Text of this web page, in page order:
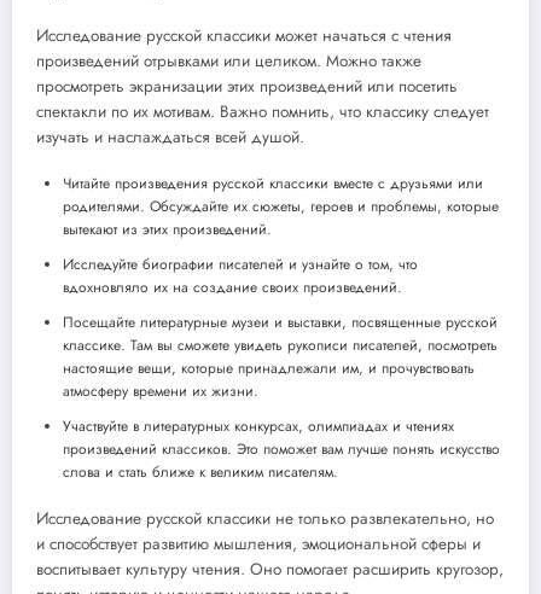
Исследование русской классики может начаться с чтения
произведений отрывками или целиком. Можно также
просмотреть экранизации этих произведений или посетить
спектакли по их мотивам. Важно помнить, что классику следует
изучать и наслаждаться всей душой.
Читайте произведения русской классики вместе с друзьями или
родителями. Обсуждайте их сюжеты, героев и проблемы, которые
вытекают из этих произведений.
Исследуйте биографии писателей и узнайте о том, что
вдохновляло их на создание своих произведений.
Посещайте литературные музеи и выставки, посвященные русской
классике. Там вы сможете увидеть рукописи писателей, посмотреть
настоящие вещи, которые принадлежали им, и прочувствовать
атмосферу времени их жизни.
Участвуйте в литературных конкурсах, олимпиадах и чтениях
произведений классиков. Это поможет вам лучше понять искусство
слова и стать ближе к великим писателям.
Исследование русской классики не только развлекательно, но
и способствует развитию мышления, эмоциональной сферы и
воспитывает культуру чтения. Оно помогает расширить кругозор,